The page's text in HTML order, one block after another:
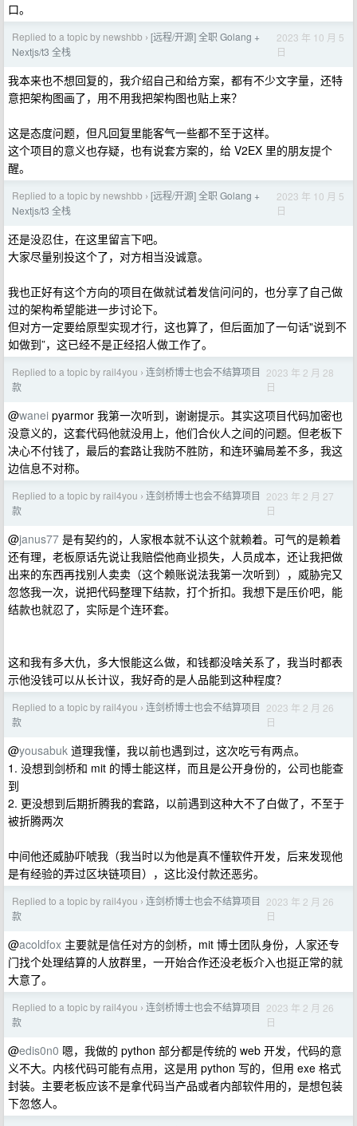
口。
Replied to a topic by newshbb › [远程/开源] 全职 Golang +
Nextjs/t3 全栈
2023 年 10 月 5
日
我本来也不想回复的，我介绍自己和给方案，都有不少文字量，还特
意把架构图画了，用不用我把架构图也贴上来？
这是态度问题，但凡回复里能客气一些都不至于这样。
这个项目的意义也存疑，也有说套方案的，给 V2EX 里的朋友提个
醒。
Replied to a topic by newshbb › [远程/开源] 全职 Golang +
Nextjs/t3 全栈
2023 年 10 月 5
日
还是没忍住，在这里留言下吧。
大家尽量别投这个了，对方相当没诚意。
我也正好有这个方向的项目在做就试着发信问问的，也分享了自己做
过的架构希望能进一步讨论下。
但对方一定要给原型实现才行，这也算了，但后面加了一句话"说到不
如做到”，这已经不是正经招人做工作了。
Replied to a topic by rail4you › 连剑桥博士也会不结算项目
款
2023 年 2 月 28
日
@wanei pyarmor 我第一次听到，谢谢提示。其实这项目代码加密也
没意义的，这套代码他就没用上，他们合伙人之间的问题。但老板下
决心不付钱了，最后的套路让我防不胜防，和连环骗局差不多，我这
边信息不对称。
Replied to a topic by rail4you › 连剑桥博士也会不结算项目
款
2023 年 2 月 27
日
@janus77 是有契约的，人家根本就不认这个就赖着。可气的是赖着
还有理，老板原话先说让我赔偿他商业损失，人员成本，还让我把做
出来的东西再找别人卖卖（这个赖账说法我第一次听到），威胁完又
忽悠我一次，说把代码整理下结款，打个折扣。我想下是压价吧，能
结款也就忍了，实际是个连环套。
这和我有多大仇，多大恨能这么做，和钱都没啥关系了，我当时都表
示他没钱可以从长计议，我好奇的是人品能到这种程度？
Replied to a topic by rail4you › 连剑桥博士也会不结算项目
款
2023 年 2 月 26
日
@yousabuk 道理我懂，我以前也遇到过，这次吃亏有两点。
1. 没想到剑桥和 mit 的博士能这样，而且是公开身份的，公司也能查
到
2. 更没想到后期折腾我的套路，以前遇到这种大不了白做了，不至于
被折腾两次
中间他还威胁吓唬我（我当时以为他是真不懂软件开发，后来发现他
是有经验的弄过区块链项目），这比没付款还恶劣。
Replied to a topic by rail4you › 连剑桥博士也会不结算项目
款
2023 年 2 月 26
日
@acoldfox 主要就是信任对方的剑桥，mit 博士团队身份，人家还专
门找个处理结算的人放群里，一开始合作还没老板介入也挺正常的就
大意了。
Replied to a topic by rail4you › 连剑桥博士也会不结算项目
款
2023 年 2 月 26
日
@edis0n0 嗯，我做的 python 部分都是传统的 web 开发，代码的意
义不大。内核代码可能有点用，这是用 python 写的，但用 exe 格式
封装。主要老板应该不是拿代码当产品或者内部软件用的，是想包装
下忽悠人。